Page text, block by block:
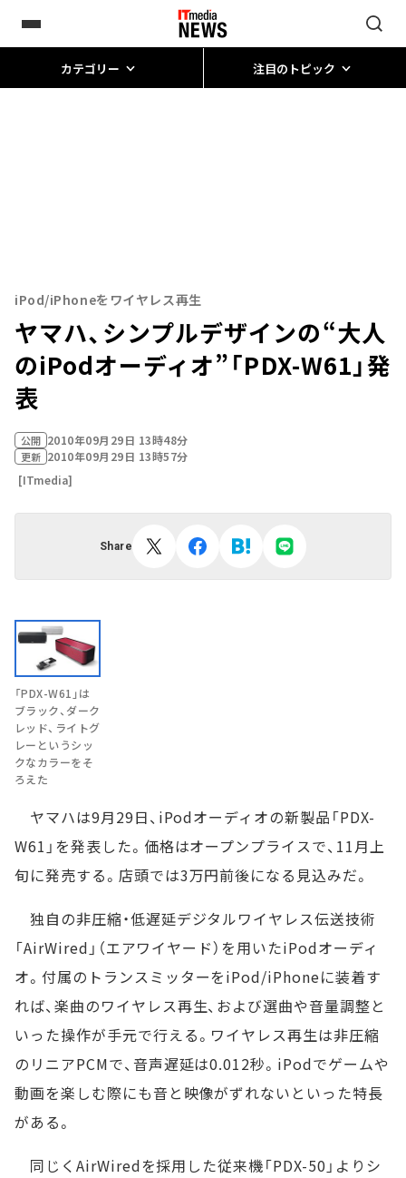
カテゴリー 注目のトピック
iPod/iPhoneをワイヤレス再生
ヤマハ、シンプルデザインの“大人
のiPodオーディオ”「PDX-W61」発
表
公開 2010年09月29日 13時48分
更新 2010年09月29日 13時57分
[ITmedia]
Share
「PDX-W61」は
ブラック、ダーク
レッド、ライトグ
レーというシッ
クなカラーをそ
ろえた
ヤマハは9月29日、iPodオーディオの新製品「PDX-
W61」を発表した。価格はオープンプライスで、11月上
旬に発売する。店頭では3万円前後になる見込みだ。
独自の非圧縮・低遅延デジタルワイヤレス伝送技術
「AirWired」（エアワイヤード）を用いたiPodオーディ
オ。付属のトランスミッターをiPod/iPhoneに装着す
れば、楽曲のワイヤレス再生、および選曲や音量調整と
いった操作が手元で行える。ワイヤレス再生は非圧縮
のリニアPCMで、音声遅延は0.012秒。iPodでゲームや
動画を楽しむ際にも音と映像がずれないといった特長
がある。
同じくAirWiredを採用した従来機「PDX-50」よりシ